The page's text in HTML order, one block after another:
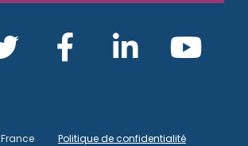
France Politique de confidentialité